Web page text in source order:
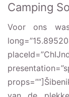
Camping Solaris als
uitvalsbasis voor
Sibenik
Klis Fortress
National Park
Camping
Voor ons